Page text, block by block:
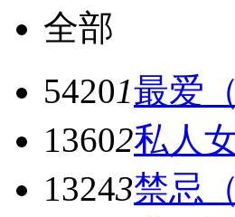
全部
54201最爱
13602私人
13243禁忌